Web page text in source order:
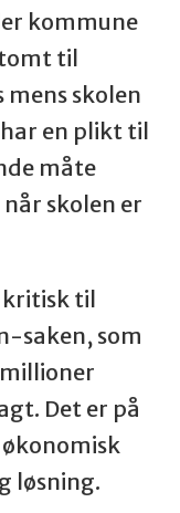
kommune
til
mens skolen
en plikt til
måte
skolen er
til
saken, som
Det er på
løsning.